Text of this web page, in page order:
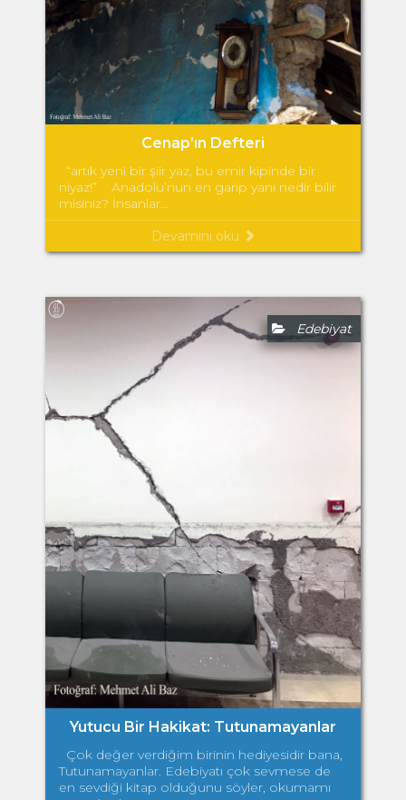
Cenap’ın Defteri
“artık yeni bir şiir yaz, bu emir kipinde bir
niyaz!” Anadolu’nun en garip yanı nedir bilir
misiniz? İnsanlar...
Devamını oku
Edebiyat
Yutucu Bir Hakikat: Tutunamayanlar
Çok değer verdiğim birinin hediyesidir bana,
Tutunamayanlar. Edebiyatı çok sevmese de
en sevdiği kitap olduğunu söyler, okumamı